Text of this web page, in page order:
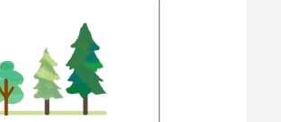
「うちの子にも合う？」そんな不安から始ま
った保護者の気持ちに寄り添う、Xパンダシ
ェイプの開発ストーリー